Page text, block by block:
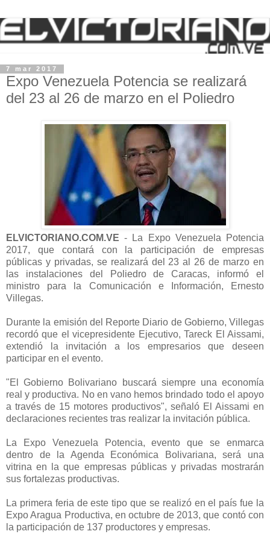
7 mar 2017
Expo Venezuela Potencia se realizará
del 23 al 26 de marzo en el Poliedro
ELVICTORIANO.COM.VE- La Expo Venezuela Potencia
2017, que contará con la participación de empresas
públicas y privadas, se realizará del 23 al 26 de marzo en
las instalaciones del Poliedro de Caracas, informó el
ministro para la Comunicación e Información, Ernesto
Villegas.
Durante la emisión del Reporte Diario de Gobierno, Villegas
recordó que el vicepresidente Ejecutivo, Tareck El Aissami,
extendió la invitación a los empresarios que deseen
participar en el evento.
"El Gobierno Bolivariano buscará siempre una economía
real y productiva. No en vano hemos brindado todo el apoyo
a través de 15 motores productivos", señaló El Aissami en
declaraciones recientes tras realizar la invitación pública.
La Expo Venezuela Potencia, evento que se enmarca
dentro de la Agenda Económica Bolivariana, será una
vitrina en la que empresas públicas y privadas mostrarán
sus fortalezas productivas.
La primera feria de este tipo que se realizó en el país fue la
Expo Aragua Productiva, en octubre de 2013, que contó con
la participación de 137 productores y empresas.